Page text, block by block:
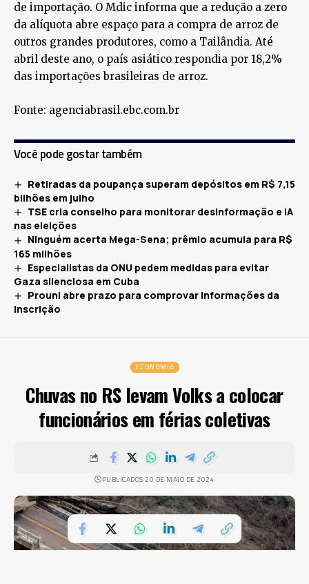
de importação. O Mdic informa que a redução a zero
da alíquota abre espaço para a compra de arroz de
outros grandes produtores, como a Tailândia. Até
abril deste ano, o país asiático respondia por 18,2%
das importações brasileiras de arroz.
Fonte: agenciabrasil.ebc.com.br
Você pode gostar também
Retiradas da poupança superam depósitos em R$ 7,15
bilhões em julho
TSE cria conselho para monitorar desinformação e IA
nas eleições
Ninguém acerta Mega-Sena; prêmio acumula para R$
165 milhões
Especialistas da ONU pedem medidas para evitar
Gaza silenciosa em Cuba
Prouni abre prazo para comprovar informações da
inscrição
ECONOMIA
Chuvas no RS levam Volks a colocar
funcionários em férias coletivas
PUBLICADOS 20 DE MAIO DE 2024